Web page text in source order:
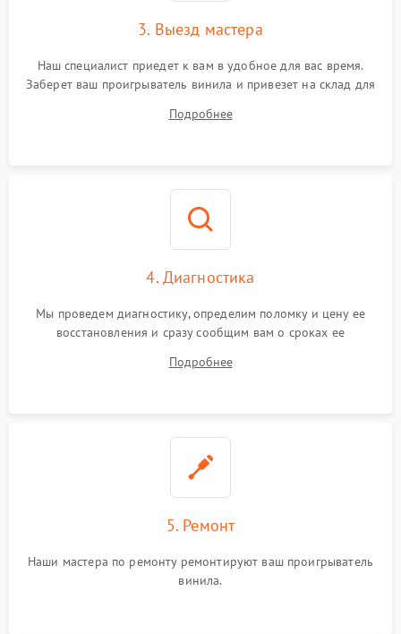
3. Выезд мастера
Наш специалист приедет к вам в удобное для вас время.
Заберет ваш проигрыватель винила и привезет на склад для
Подробнее
4. Диагностика
Мы проведем диагностику, определим поломку и цену ее
восстановления и сразу сообщим вам о сроках ее
Подробнее
5. Ремонт
Наши мастера по ремонту ремонтируют ваш проигрыватель
винила.